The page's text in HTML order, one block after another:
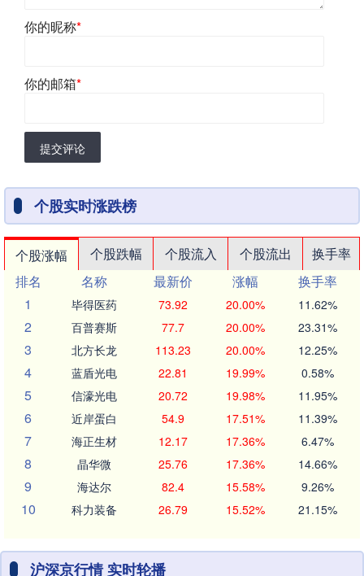
你的昵称*
你的邮箱*
提交评论
个股实时涨跌榜
个股涨幅 个股跌幅 个股流入 个股流出
换手率
排名
名称 最新价 涨幅
换手率
1
毕得医药 73.92 20.00% 11.62%
2 百普赛斯 77.7 20.00% 23.31%
3 北方长龙 113.23 20.00% 12.25%
4 蓝盾光电 22.81 19.99% 0.58%
5 信濠光电 20.72 19.98% 11.95%
6 近岸蛋白 54.9 17.51% 11.39%
7 海正生材 12.17 17.36% 6.47%
8 晶华微 25.76 17.36% 14.66%
9 海达尔 82.4 15.58% 9.26%
10 科力装备 26.79 15.52% 21.15%
沪深京行情 实时轮播